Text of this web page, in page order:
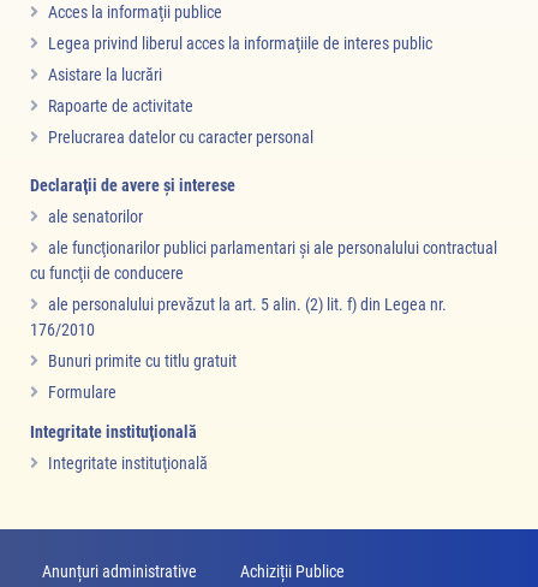
Acces la informaţii publice
Legea privind liberul acces la informaţiile de interes public
Asistare la lucrări
Rapoarte de activitate
Prelucrarea datelor cu caracter personal
Declaraţii de avere şi interese
ale senatorilor
ale funcţionarilor publici parlamentari şi ale personalului contractual
cu funcţii de conducere
ale personalului prevăzut la art. 5 alin. (2) lit. f) din Legea nr.
176/2010
Bunuri primite cu titlu gratuit
Formulare
Integritate instituţională
Integritate instituţională
Anunțuri administrative Achiziții Publice